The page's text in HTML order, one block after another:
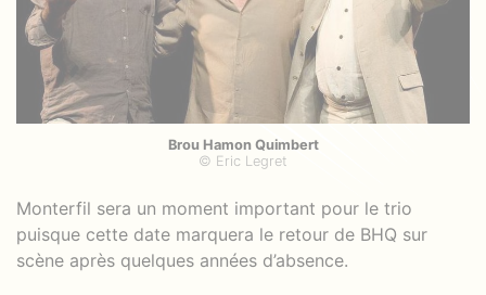
Brou Hamon Quimbert
© Eric Legret
Monterfil sera un moment important pour le trio
puisque cette date marquera le retour de BHQ sur
scène après quelques années d’absence.